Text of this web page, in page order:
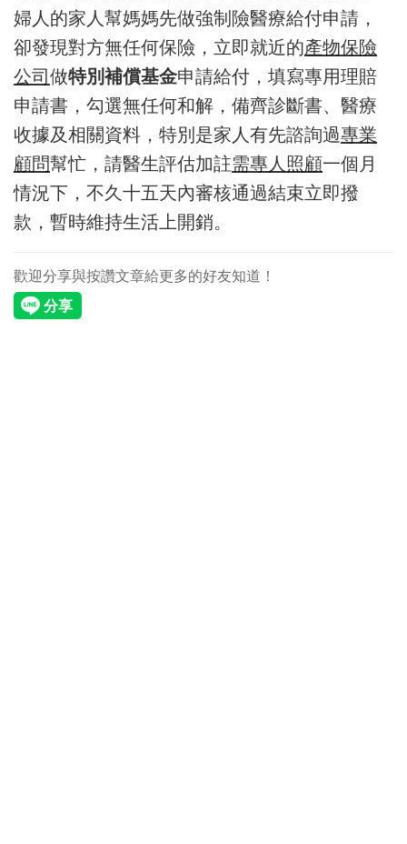
婦人的家人幫媽媽先做強制險醫療給付申請，
卻發現對方無任何保險，立即就近的產物保險
公司做特別補償基金申請給付，填寫專用理賠
申請書，勾選無任何和解，備齊診斷書、醫療
收據及相關資料，特別是家人有先諮詢過專業
顧問幫忙，請醫生評估加註需專人照顧一個月
情況下，不久十五天內審核通過結束立即撥
款，暫時維持生活上開銷。
歡迎分享與按讚文章給更多的好友知道！